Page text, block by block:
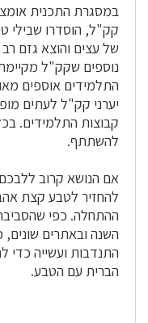
במסגרת התכנית
קק"ל, הוסדרו שבילי
של עצים והוצא גזם
נוספים שקק"ל
התלמידים אוספים
יערני קק"ל לעתים
קבוצות התלמידים.
להשתתף.
אם הנושא קרוב
להחזיר לטבע קצת
ההתחלה. כפי
השנה ובאתרים
התנדבות ועשייה
הברית עם הטבע.